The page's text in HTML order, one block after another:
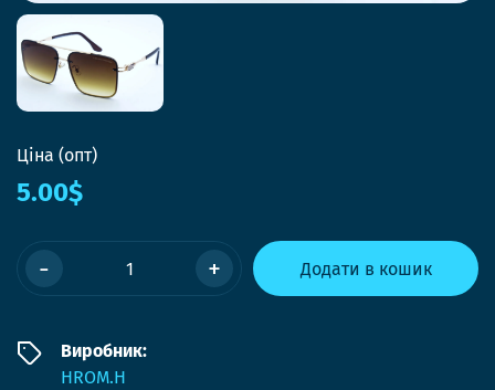
Ціна (опт)
5.00$
- + Додати в кошик
Виробник:
HROM.H